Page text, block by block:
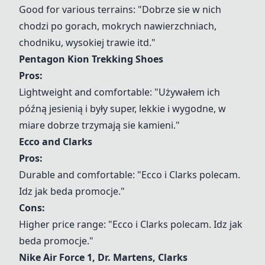
Good for various terrains: "Dobrze sie w nich
chodzi po gorach, mokrych nawierzchniach,
chodniku, wysokiej trawie itd."
Pentagon Kion Trekking Shoes
Pros:
Lightweight and comfortable: "Używałem ich
późną jesienią i były super, lekkie i wygodne, w
miare dobrze trzymają sie kamieni."
Ecco and Clarks
Pros:
Durable and comfortable: "Ecco i Clarks polecam.
Idz jak beda promocje."
Cons:
Higher price range: "Ecco i Clarks polecam. Idz jak
beda promocje."
Nike Air Force 1, Dr. Martens, Clarks